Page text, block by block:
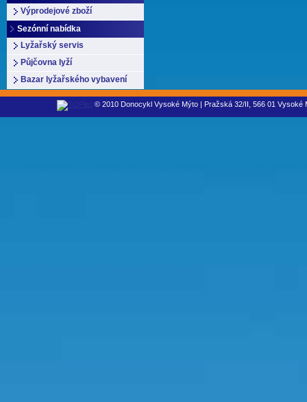
Výprodejové zboží
Sezónní nabídka
Lyžařský servis
Půjčovna lyží
Bazar lyžařského vybavení
© 2010 Donocykl Vysoké Mýto | Pražská 32/II, 566 01 Vysoké